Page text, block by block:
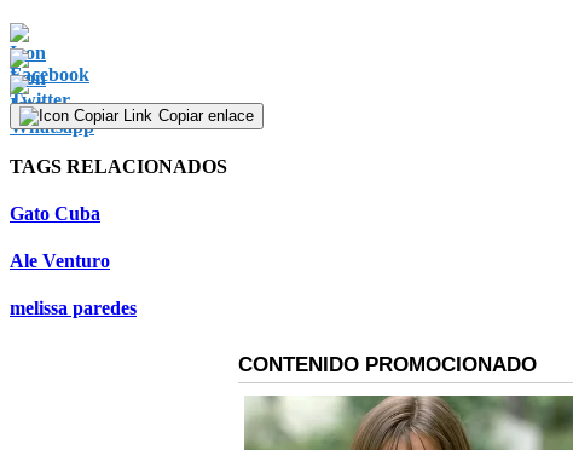
Copiar enlace
TAGS RELACIONADOS
Gato Cuba
Ale Venturo
melissa paredes